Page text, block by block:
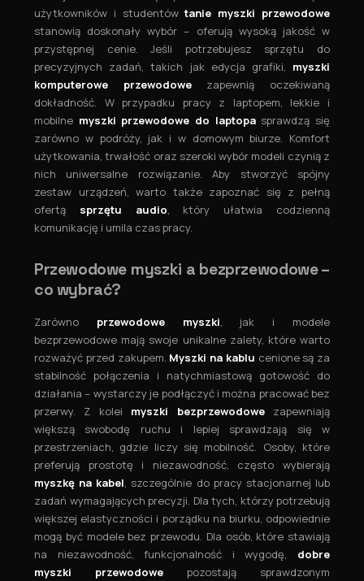
użytkowników i studentówtanie myszki przewodowe
stanowią doskonały wybór – oferują wysoką jakość w
przystępnej cenie. Jeśli potrzebujesz sprzętu do
precyzyjnych zadań, takich jak edycja grafiki, myszki
komputerowe przewodowezapewnią oczekiwaną
dokładność. W przypadku pracy z laptopem, lekkie i
mobilne myszki przewodowe do laptopasprawdzą się
zarówno w podróży, jak i w domowym biurze. Komfort
użytkowania, trwałość oraz szeroki wybór modeli czynią z
nich uniwersalne rozwiązanie. Aby stworzyć spójny
zestaw urządzeń, warto także zapoznać się z pełną
ofertą sprzętu audio, który ułatwia codzienną
komunikację i umila czas pracy.
Przewodowe myszki a bezprzewodowe –
co wybrać?
Zarówno przewodowe myszki, jak i modele
bezprzewodowe mają swoje unikalne zalety, które warto
rozważyć przed zakupem. Myszki na kablu cenione są za
stabilność połączenia i natychmiastową gotowość do
działania – wystarczy je podłączyć i można pracować bez
przerwy. Z kolei myszki bezprzewodowezapewniają
większą swobodę ruchu i lepiej sprawdzają się w
przestrzeniach, gdzie liczy się mobilność. Osoby, które
preferują prostotę i niezawodność, często wybierają
myszkę na kabel, szczególnie do pracy stacjonarnej lub
zadań wymagających precyzji. Dla tych, którzy potrzebują
większej elastyczności i porządku na biurku, odpowiednie
mogą być modele bez przewodu. Dla osób, które stawiają
na niezawodność, funkcjonalność i wygodę, dobre
myszki przewodowe pozostają sprawdzonym